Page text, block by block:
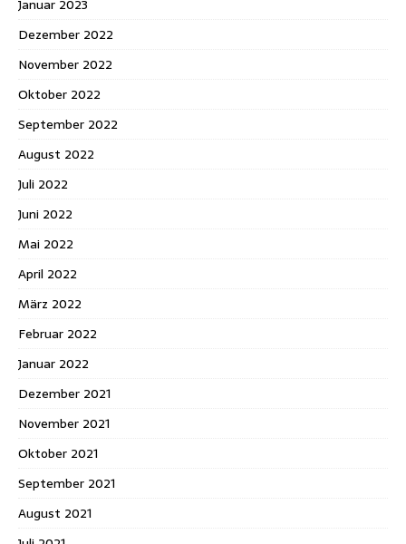
Januar 2023
Dezember 2022
November 2022
Oktober 2022
September 2022
August 2022
Juli 2022
Juni 2022
Mai 2022
April 2022
März 2022
Februar 2022
Januar 2022
Dezember 2021
November 2021
Oktober 2021
September 2021
August 2021